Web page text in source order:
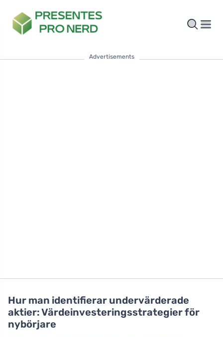
Advertisements
Hur man identifierar undervärderade
aktier: Värdeinvesteringsstrategier för
nybörjare